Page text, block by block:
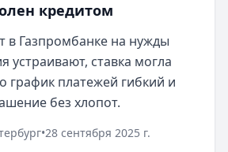
кредитом
в Газпромбанке на нужды
устраивают, ставка могла
график платежей гибкий и
без хлопот.
•28 сентября 2025 г.